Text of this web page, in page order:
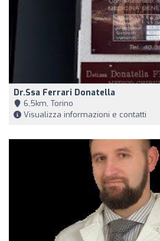
Dr.ssa Ferrari Donatella
6,5km, Torino
Visualizza informazioni e contatti